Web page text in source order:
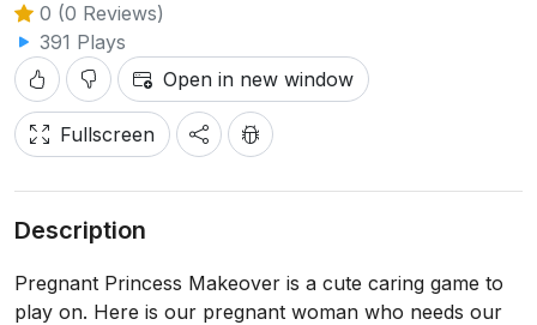
0 (0 Reviews)
391 Plays
Open in new window
Fullscreen
Description
Pregnant Princess Makeover is a cute caring game to
play on. Here is our pregnant woman who needs our